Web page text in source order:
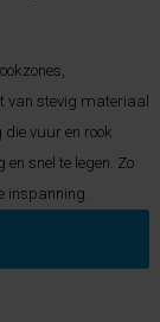
van stevig materiaal
die vuur en rook
snel te legen. Zo
inspanning.